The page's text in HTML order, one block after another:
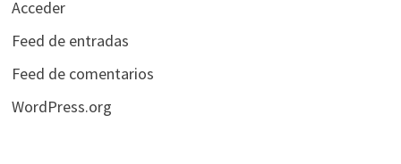
Acceder
Feed de entradas
Feed de comentarios
WordPress.org